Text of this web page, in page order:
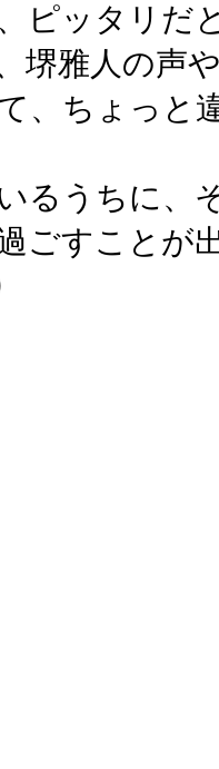
ピッタリだ
堺雅人の声
、ちょっと
るうちに、
ごすことが